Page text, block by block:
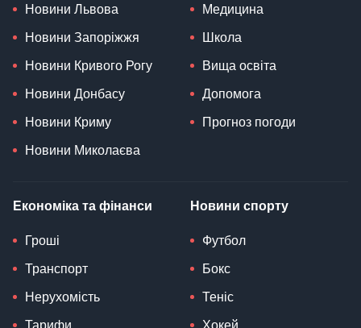
Новини Львова
Новини Запоріжжя
Новини Кривого Рогу
Новини Донбасу
Новини Криму
Новини Миколаєва
Медицина
Школа
Вища освіта
Допомога
Прогноз погоди
Економіка та фінанси
Гроші
Транспорт
Нерухомість
Тарифи
Новини спорту
Футбол
Бокс
Теніс
Хокей